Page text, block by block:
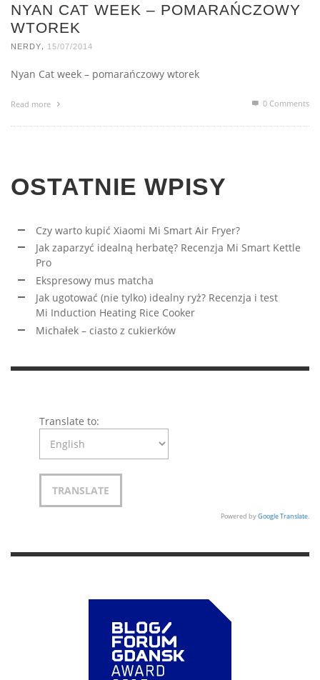
NYAN CAT WEEK – POMARAŃCZOWY
WTOREK
NERDY 15/07/2014
Nyan Cat week – pomarańczowy wtorek
Read more 0 Comments
OSTATNIE WPISY
Czy warto kupić Xiaomi Mi Smart Air Fryer?
Jak zaparzyć idealną herbatę? Recenzja Mi Smart Kettle
Pro
Ekspresowy mus matcha
Jak ugotować (nie tylko) idealny ryż? Recenzja i test
Mi Induction Heating Rice Cooker
Michałek – ciasto z cukierków
Translate to:
Powered byGoogle Translate.